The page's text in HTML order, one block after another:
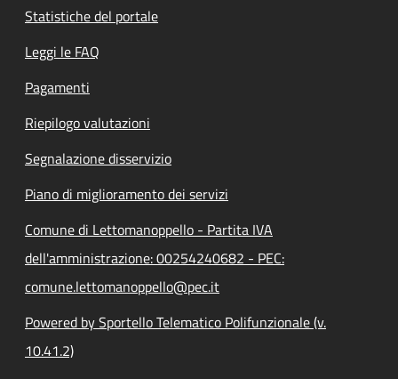
Statistiche del portale
Leggi le FAQ
Pagamenti
Riepilogo valutazioni
Segnalazione disservizio
Piano di miglioramento dei servizi
Comune di Lettomanoppello - Partita IVA
dell'amministrazione: 00254240682 - PEC:
comune.lettomanoppello@pec.it
Powered by Sportello Telematico Polifunzionale (v.
10.41.2)